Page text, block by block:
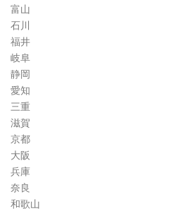
富山
石川
福井
岐阜
静岡
愛知
三重
滋賀
京都
大阪
兵庫
奈良
和歌山